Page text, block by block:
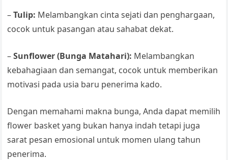
–Tulip: Melambangkan cinta sejati dan penghargaan,
cocok untuk pasangan atau sahabat dekat.
–Sunflower (Bunga Matahari): Melambangkan
kebahagiaan dan semangat, cocok untuk memberikan
motivasi pada usia baru penerima kado.
Dengan memahami makna bunga, Anda dapat memilih
flower basket yang bukan hanya indah tetapi juga
sarat pesan emosional untuk momen ulang tahun
penerima.